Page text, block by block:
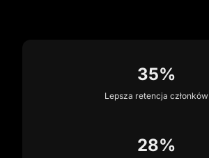
35%
Lepsza retencja członków
28%